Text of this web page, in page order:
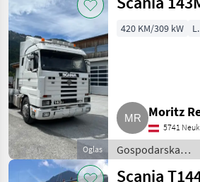
Oglas
420 KM/309 kW
Moritz
5741
Gospodarska
vozila /
Scania